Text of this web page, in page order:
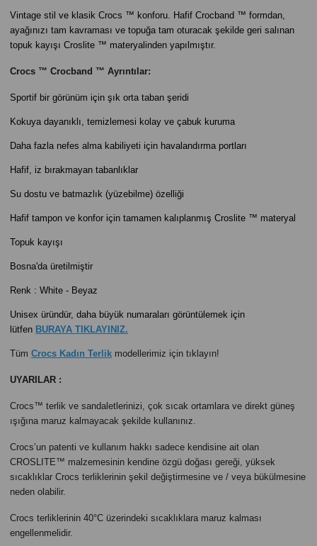
Vintage stil ve klasik Crocs ™ konforu. Hafif Crocband ™ formdan,
ayağınızı tam kavraması ve topuğa tam oturacak şekilde geri salınan
topuk kayışı Croslite ™ materyalinden yapılmıştır.
Crocs ™ Crocband ™ Ayrıntılar:
Sportif bir görünüm için şık orta taban şeridi
Kokuya dayanıklı, temizlemesi kolay ve çabuk kuruma
Daha fazla nefes alma kabiliyeti için havalandırma portları
Hafif, iz bırakmayan tabanlıklar
Su dostu ve batmazlık (yüzebilme) özelliği
Hafif tampon ve konfor için tamamen kalıplanmış Croslite ™ materyal
Topuk kayışı
Bosna'da üretilmiştir
Renk : White - Beyaz
Unisex üründür, daha büyük numaraları görüntülemek için
lütfen BURAYA TIKLAYINIZ.
Tüm Crocs Kadın Terlik modellerimiz için tıklayın!
UYARILAR :
Crocs™ terlik ve sandaletlerinizi, çok sıcak ortamlara ve direkt güneş
ışığına maruz kalmayacak şekilde kullanınız.
Crocs’un patenti ve kullanım hakkı sadece kendisine ait olan
CROSLITE™ malzemesinin kendine özgü doğası gereği, yüksek
sıcaklıklar Crocs terliklerinin şekil değiştirmesine ve / veya bükülmesine
neden olabilir.
Crocs terliklerinin 40°C üzerindeki sıcaklıklara maruz kalması
engellenmelidir.